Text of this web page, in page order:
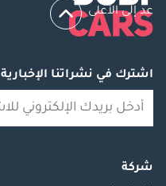
عد إلى الأعلى
اشترك في نشراتنا الإخبارية
شركة